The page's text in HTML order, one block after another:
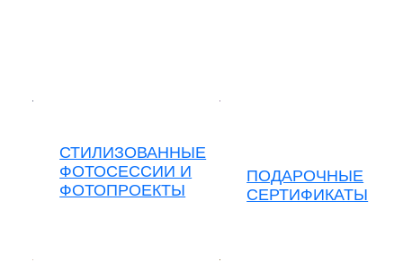
СТИЛИЗОВАННЫЕ
ФОТОСЕССИИ И
ФОТОПРОЕКТЫ
ПОДАРОЧНЫЕ
СЕРТИФИКАТЫ